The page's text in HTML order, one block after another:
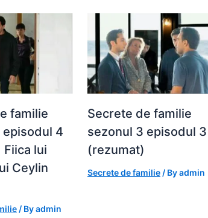
familie
4
lui
Ceylin
/ Byadmin
Secrete de familie
sezonul 3 episodul 3
(rezumat)
Secrete de familie / Byadmin